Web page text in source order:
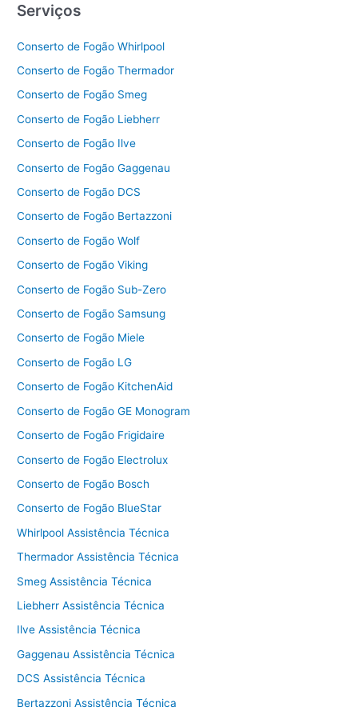
Serviços
Conserto de Fogão Whirlpool
Conserto de Fogão Thermador
Conserto de Fogão Smeg
Conserto de Fogão Liebherr
Conserto de Fogão Ilve
Conserto de Fogão Gaggenau
Conserto de Fogão DCS
Conserto de Fogão Bertazzoni
Conserto de Fogão Wolf
Conserto de Fogão Viking
Conserto de Fogão Sub-Zero
Conserto de Fogão Samsung
Conserto de Fogão Miele
Conserto de Fogão LG
Conserto de Fogão KitchenAid
Conserto de Fogão GE Monogram
Conserto de Fogão Frigidaire
Conserto de Fogão Electrolux
Conserto de Fogão Bosch
Conserto de Fogão BlueStar
Whirlpool Assistência Técnica
Thermador Assistência Técnica
Smeg Assistência Técnica
Liebherr Assistência Técnica
Ilve Assistência Técnica
Gaggenau Assistência Técnica
DCS Assistência Técnica
Bertazzoni Assistência Técnica